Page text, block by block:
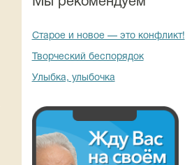
Старое и новое — это конфликт!
Творческий беспорядок
Улыбка, улыбочка